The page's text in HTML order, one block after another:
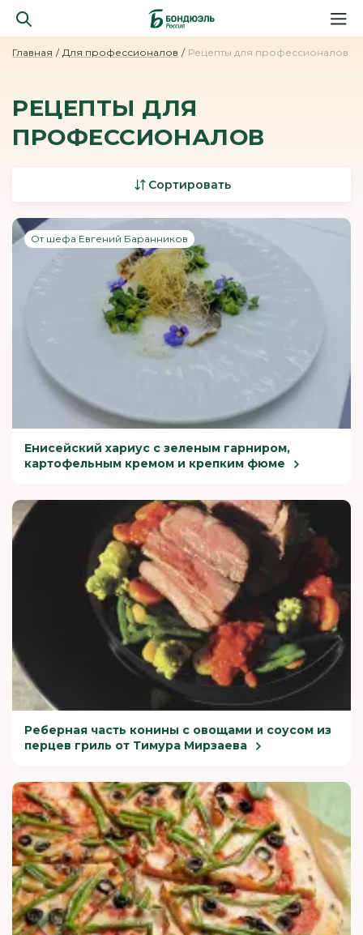
Главная Для профессионалов Рецепты для профессионалов
РЕЦЕПТЫ ДЛЯ
ПРОФЕССИОНАЛОВ
Сортировать
От шефа Евгений Баранников
Енисейский хариус с зеленым гарниром,
картофельным кремом и крепким фюме
Реберная часть конины с овощами и соусом из
перцев гриль от Тимура Мирзаева